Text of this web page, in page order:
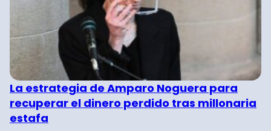
La estrategia de Amparo Noguera para
recuperar el dinero perdido tras millonaria
estafa